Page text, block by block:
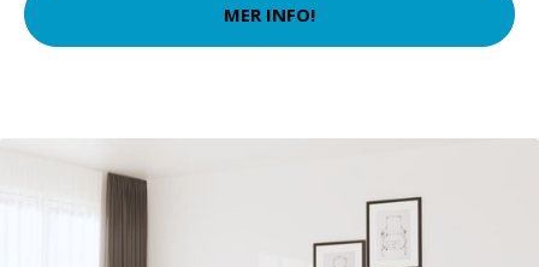
MER INFO!